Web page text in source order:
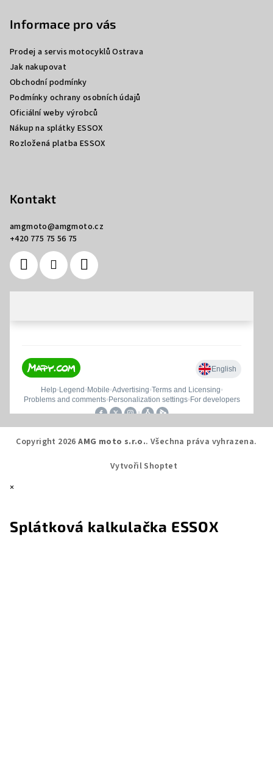
Informace pro vás
Prodej a servis motocyklů Ostrava
Jak nakupovat
Obchodní podmínky
Podmínky ochrany osobních údajů
Oficiální weby výrobců
Nákup na splátky ESSOX
Rozložená platba ESSOX
Kontakt
amgmoto@amgmoto.cz
+420 775 75 56 75
Copyright 2026AMG moto s.r.o.. Všechna práva vyhrazena.
Vytvořil Shoptet
×
Splátková kalkulačka ESSOX